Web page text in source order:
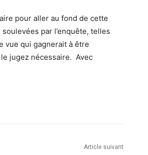
pour aller au fond de cette
par l’enquête, telles
vue qui gagnerait à être
jugez nécessaire. Avec
Article suivant